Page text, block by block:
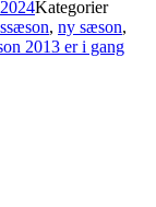
Kategorier
, ny sæson,
2013 er i gang